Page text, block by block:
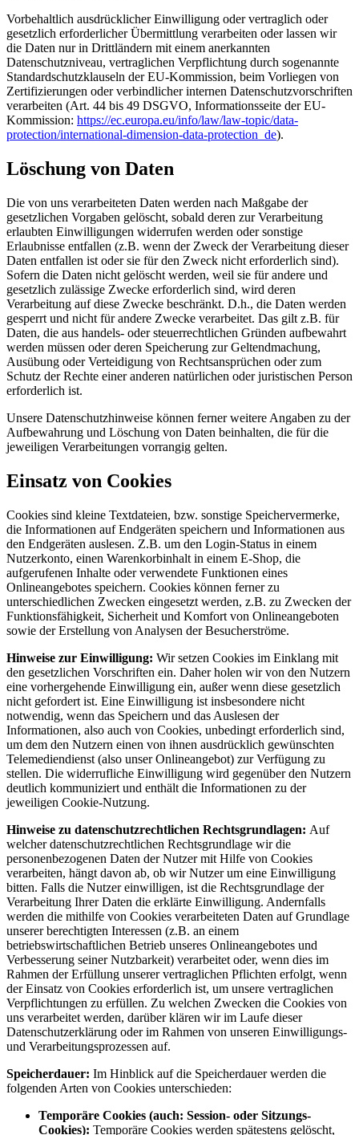
Vorbehaltlich ausdrücklicher Einwilligung oder vertraglich oder
gesetzlich erforderlicher Übermittlung verarbeiten oder lassen wir
die Daten nur in Drittländern mit einem anerkannten
Datenschutzniveau, vertraglichen Verpflichtung durch sogenannte
Standardschutzklauseln der EU-Kommission, beim Vorliegen von
Zertifizierungen oder verbindlicher internen Datenschutzvorschriften
verarbeiten (Art. 44 bis 49 DSGVO, Informationsseite der EU-
Kommission: https://ec.europa.eu/info/law/law-topic/data-
protection/international-dimension-data-protection_de).
Löschung von Daten
Die von uns verarbeiteten Daten werden nach Maßgabe der
gesetzlichen Vorgaben gelöscht, sobald deren zur Verarbeitung
erlaubten Einwilligungen widerrufen werden oder sonstige
Erlaubnisse entfallen (z.B. wenn der Zweck der Verarbeitung dieser
Daten entfallen ist oder sie für den Zweck nicht erforderlich sind).
Sofern die Daten nicht gelöscht werden, weil sie für andere und
gesetzlich zulässige Zwecke erforderlich sind, wird deren
Verarbeitung auf diese Zwecke beschränkt. D.h., die Daten werden
gesperrt und nicht für andere Zwecke verarbeitet. Das gilt z.B. für
Daten, die aus handels- oder steuerrechtlichen Gründen aufbewahrt
werden müssen oder deren Speicherung zur Geltendmachung,
Ausübung oder Verteidigung von Rechtsansprüchen oder zum
Schutz der Rechte einer anderen natürlichen oder juristischen Person
erforderlich ist.
Unsere Datenschutzhinweise können ferner weitere Angaben zu der
Aufbewahrung und Löschung von Daten beinhalten, die für die
jeweiligen Verarbeitungen vorrangig gelten.
Einsatz von Cookies
Cookies sind kleine Textdateien, bzw. sonstige Speichervermerke,
die Informationen auf Endgeräten speichern und Informationen aus
den Endgeräten auslesen. Z.B. um den Login-Status in einem
Nutzerkonto, einen Warenkorbinhalt in einem E-Shop, die
aufgerufenen Inhalte oder verwendete Funktionen eines
Onlineangebotes speichern. Cookies können ferner zu
unterschiedlichen Zwecken eingesetzt werden, z.B. zu Zwecken der
Funktionsfähigkeit, Sicherheit und Komfort von Onlineangeboten
sowie der Erstellung von Analysen der Besucherströme.
Hinweise zur Einwilligung: Wir setzen Cookies im Einklang mit
den gesetzlichen Vorschriften ein. Daher holen wir von den Nutzern
eine vorhergehende Einwilligung ein, außer wenn diese gesetzlich
nicht gefordert ist. Eine Einwilligung ist insbesondere nicht
notwendig, wenn das Speichern und das Auslesen der
Informationen, also auch von Cookies, unbedingt erforderlich sind,
um dem den Nutzern einen von ihnen ausdrücklich gewünschten
Telemediendienst (also unser Onlineangebot) zur Verfügung zu
stellen. Die widerrufliche Einwilligung wird gegenüber den Nutzern
deutlich kommuniziert und enthält die Informationen zu der
jeweiligen Cookie-Nutzung.
Hinweise zu datenschutzrechtlichen Rechtsgrundlagen: Auf
welcher datenschutzrechtlichen Rechtsgrundlage wir die
personenbezogenen Daten der Nutzer mit Hilfe von Cookies
verarbeiten, hängt davon ab, ob wir Nutzer um eine Einwilligung
bitten. Falls die Nutzer einwilligen, ist die Rechtsgrundlage der
Verarbeitung Ihrer Daten die erklärte Einwilligung. Andernfalls
werden die mithilfe von Cookies verarbeiteten Daten auf Grundlage
unserer berechtigten Interessen (z.B. an einem
betriebswirtschaftlichen Betrieb unseres Onlineangebotes und
Verbesserung seiner Nutzbarkeit) verarbeitet oder, wenn dies im
Rahmen der Erfüllung unserer vertraglichen Pflichten erfolgt, wenn
der Einsatz von Cookies erforderlich ist, um unsere vertraglichen
Verpflichtungen zu erfüllen. Zu welchen Zwecken die Cookies von
uns verarbeitet werden, darüber klären wir im Laufe dieser
Datenschutzerklärung oder im Rahmen von unseren Einwilligungs-
und Verarbeitungsprozessen auf.
Speicherdauer: Im Hinblick auf die Speicherdauer werden die
folgenden Arten von Cookies unterschieden:
Temporäre Cookies (auch: Session- oder Sitzungs-
Cookies): Temporäre Cookies werden spätestens gelöscht,